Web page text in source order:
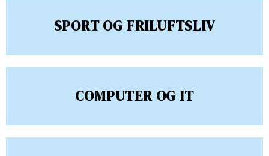
SPORT OG FRILUFTSLIV
COMPUTER OG IT